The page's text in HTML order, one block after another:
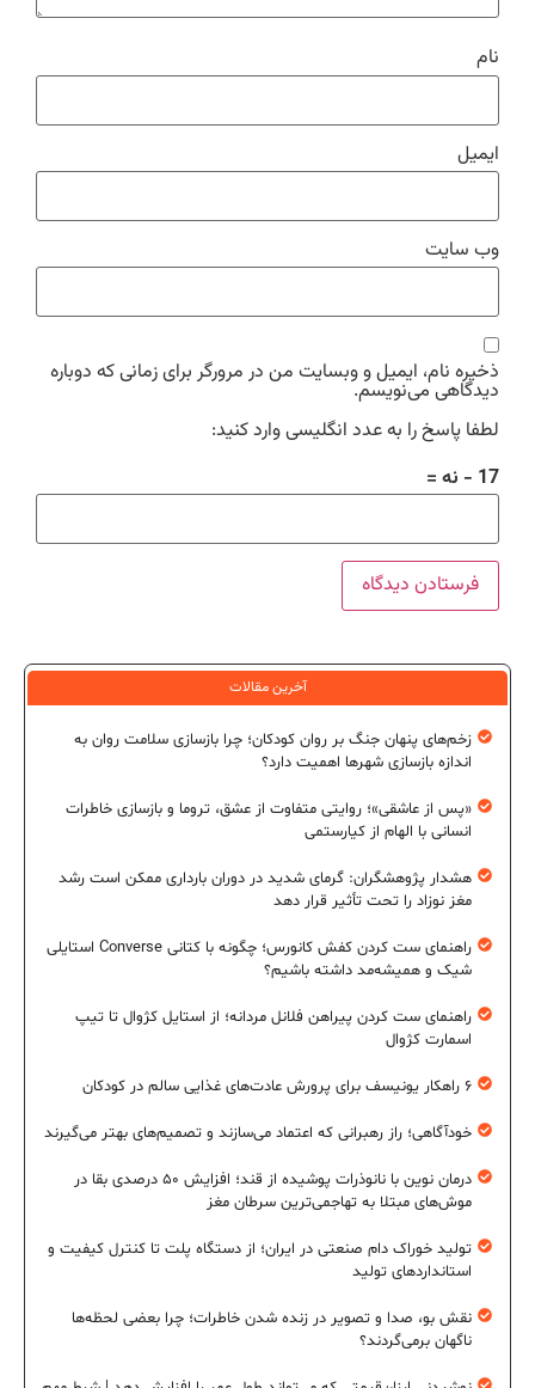
نام
ایمیل
وب‌ سایت
ذخیره نام، ایمیل و وبسایت من در مرورگر برای زمانی که دوباره
دیدگاهی می‌نویسم.
لطفا پاسخ را به عدد انگلیسی وارد کنید:
17 − نه =
آخرین مقالات
زخم‌های پنهان جنگ بر روان کودکان؛ چرا بازسازی سلامت روان به
اندازه بازسازی شهرها اهمیت دارد؟
«پس از عاشقی»؛ روایتی متفاوت از عشق، تروما و بازسازی خاطرات
انسانی با الهام از کیارستمی
هشدار پژوهشگران: گرمای شدید در دوران بارداری ممکن است رشد
مغز نوزاد را تحت تأثیر قرار دهد
راهنمای ست کردن کفش کانورس؛ چگونه با کتانی Converse استایلی
شیک و همیشه‌مد داشته باشیم؟
راهنمای ست کردن پیراهن فلانل مردانه؛ از استایل کژوال تا تیپ
اسمارت کژوال
۶ راهکار یونیسف برای پرورش عادت‌های غذایی سالم در کودکان
خودآگاهی؛ راز رهبرانی که اعتماد می‌سازند و تصمیم‌های بهتر می‌گیرند
درمان نوین با نانوذرات پوشیده از قند؛ افزایش ۵۰ درصدی بقا در
موش‌های مبتلا به تهاجمی‌ترین سرطان مغز
تولید خوراک دام صنعتی در ایران؛ از دستگاه پلت تا کنترل کیفیت و
استانداردهای تولید
نقش بو، صدا و تصویر در زنده شدن خاطرات؛ چرا بعضی لحظه‌ها
ناگهان برمی‌گردند؟